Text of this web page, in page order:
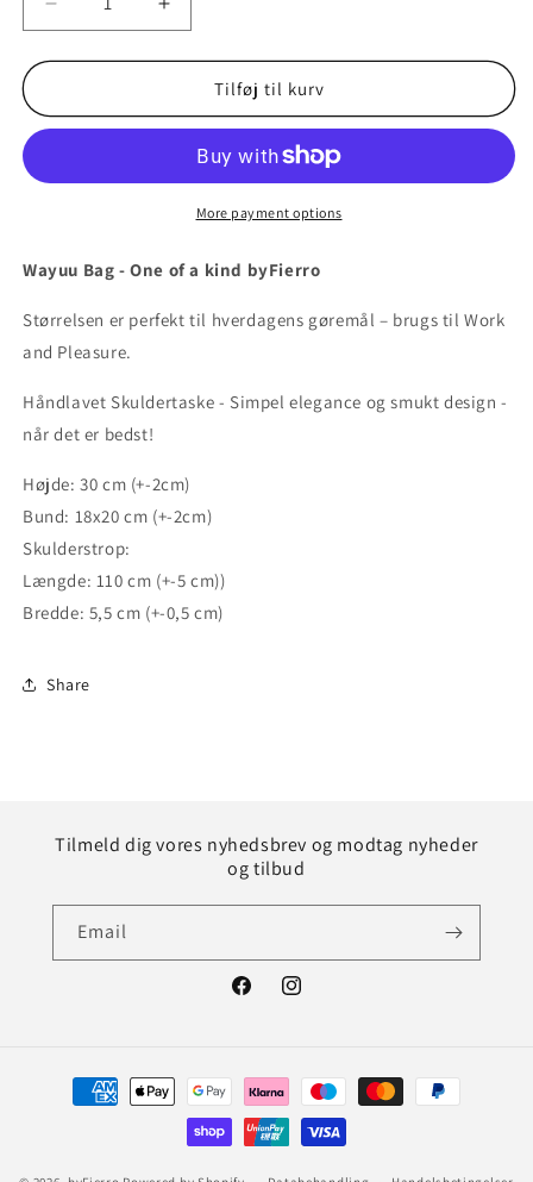
Decrease
quantity
for
Increase
quantity
for
StephanieTilføj til kurv
More payment options
Wayuu Bag - One of a kind byFierro
Størrelsen er perfekt til hverdagens gøremål – brugs til Work
and Pleasure.
Håndlavet Skuldertaske - Simpel elegance og smukt design -
når det er bedst!
Højde: 30 cm (+-2cm)
Bund: 18x20 cm (+-2cm)
Skulderstrop:
Længde: 110 cm (+-5 cm))
Bredde: 5,5 cm (+-0,5 cm)
Share
Tilmeld dig vores nyhedsbrev og modtag nyheder
og tilbud
Email
FacebookInstagram
Betalingsmetoder